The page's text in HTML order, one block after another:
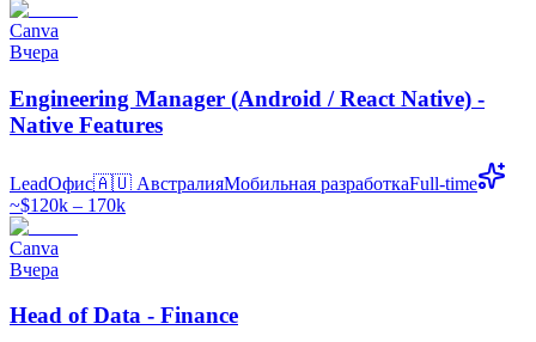
Canva
Вчера
Engineering Manager (Android / React Native) -
Native Features
LeadОфис🇦🇺 АвстралияМобильная разработкаFull-time
~$120k – 170k
Canva
Вчера
Head of Data - Finance